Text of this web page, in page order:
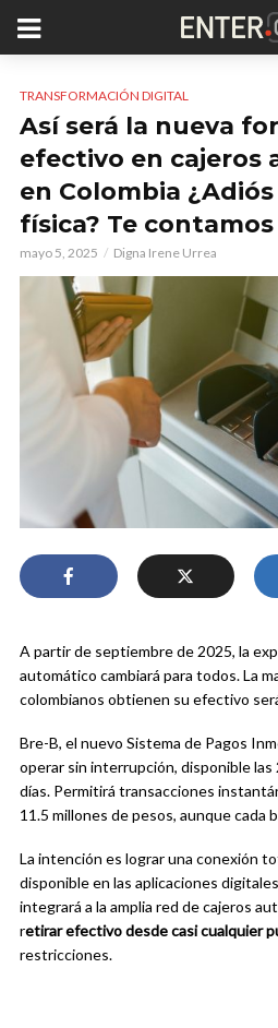
TRANSFORMACIÓN DIGITAL
Así será la nueva
efectivo en cajeros
en Colombia
física? Te contamos
mayo 5, 2025 Digna Irene Urrea
A partir de septiembre de 2025, la
automático cambiará para todos. La
colombianos obtienen su efectivo
Bre-B, el nuevo Sistema de Pagos
operar sin interrupción, disponible las
días. Permitirá transacciones
11.5 millones de pesos, aunque cada
La intención es lograr una conexión
disponible en las aplicaciones
integrará a la amplia red de cajeros
retirar efectivo desde casi cualquier
restricciones.